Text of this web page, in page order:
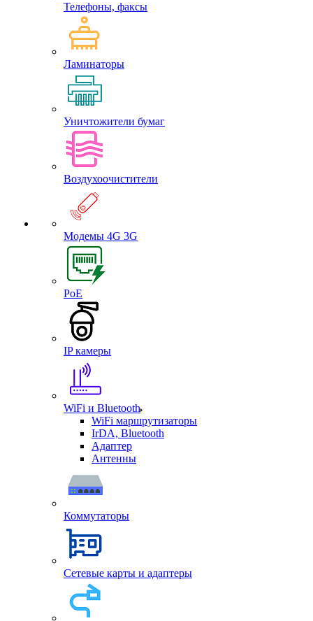
Телефоны, факсы
Ламинаторы
Уничтожители бумаг
Воздухоочистители
Модемы 4G 3G
PoE
IP камеры
WiFi и Bluetooth
WiFi маршрутизаторы
IrDA, Bluetooth
Адаптер
Антенны
Коммутаторы
Сетевые карты и адаптеры